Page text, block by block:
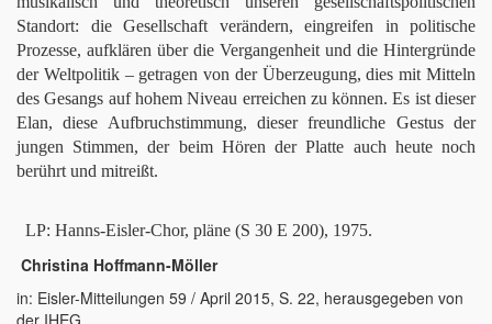
Standort: die Gesellschaft verändern, eingreifen in politische
Prozesse, aufklären über die Vergangenheit und die Hintergründe
der Weltpolitik – getragen von der Überzeugung, dies mit Mitteln
des Gesangs auf hohem Niveau erreichen zu können. Es ist dieser
Elan, diese Aufbruchstimmung, dieser freundliche Gestus der
jungen Stimmen, der beim Hören der Platte auch heute noch
berührt und mitreißt.
LP: Hanns-Eisler-Chor, pläne (S 30 E 200), 1975.
Christina Hoffmann-Möller
in: Eisler-Mitteilungen 59 / April 2015, S. 22, herausgegeben von
der IHEG,